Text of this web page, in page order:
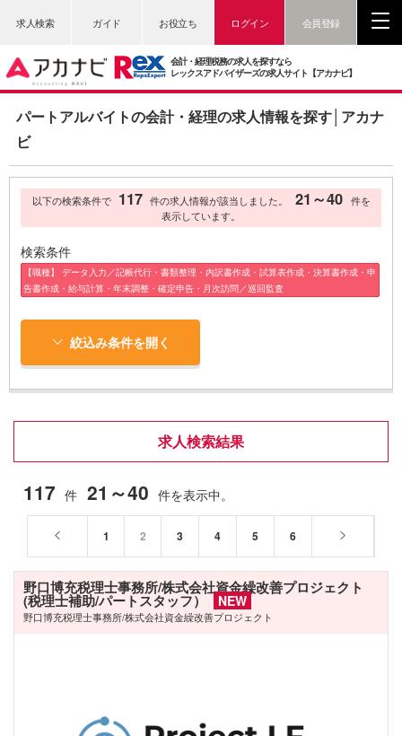
求人検索 ガイド お役立ち ログイン 会員登録
会計・経理税務の求人を探すなら
レックスアドバイザーズの求人サイト【アカナビ】
パートアルバイトの会計・経理の求人情報を探す│アカナ
ビ
以下の検索条件で 117 件の求人情報が該当しました。 21～40 件を
表示しています。
検索条件
【職種】 データ入力／記帳代行・書類整理・内訳書作成・試算表作成・決算書作成・申
告書作成・給与計算・年末調整・確定申告・月次訪問／巡回監査
絞込み条件を開く
求人検索結果
117 件 21～40 件を表示中。
1 2 3 4 5 6
野口博充税理士事務所/株式会社資金繰改善プロジェクト
(税理士補助/パートスタッフ） NEW
野口博充税理士事務所/株式会社資金繰改善プロジェクト